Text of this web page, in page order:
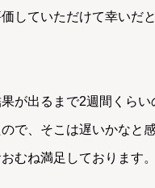
していただけて幸いだ
が出るまで2週間くらい
で、そこは遅いかなと
むね満足しております。